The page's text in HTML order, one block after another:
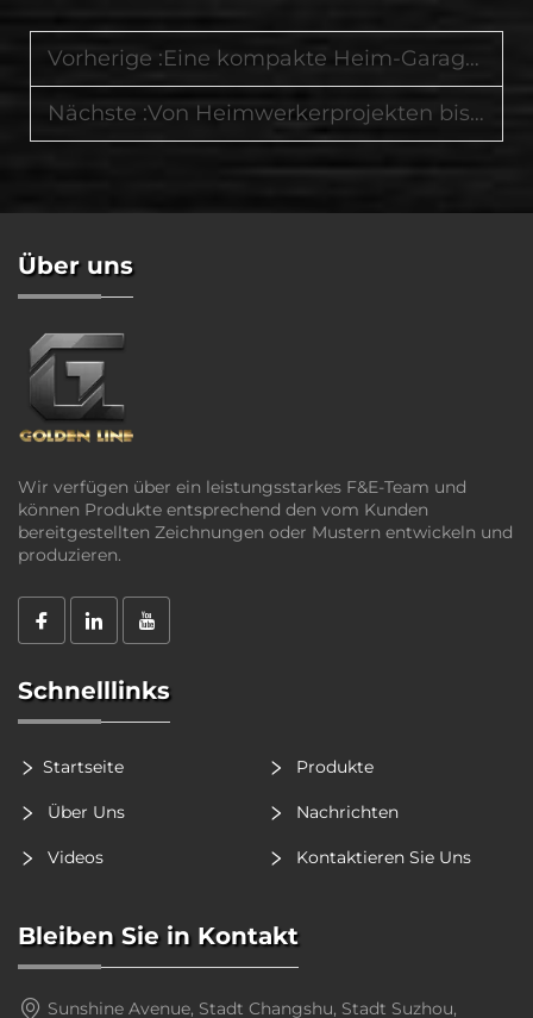
Vorherige :Eine kompakte Heim-Garage mit platzsparenden Speicherlösungen von Goldenline organisieren
Nächste :Von Heimwerkerprojekten bis zu professionellen Werkstätten: Praktische Möglichkeiten, wie Kunden unsere Werkzeugwagen nutzen
Über uns
Wir verfügen über ein leistungsstarkes F&E-Team und
können Produkte entsprechend den vom Kunden
bereitgestellten Zeichnungen oder Mustern entwickeln und
produzieren.
Schnelllinks
Startseite Produkte
Über Uns Nachrichten
Videos Kontaktieren Sie Uns
Bleiben Sie in Kontakt
Sunshine Avenue, Stadt Changshu, Stadt Suzhou,